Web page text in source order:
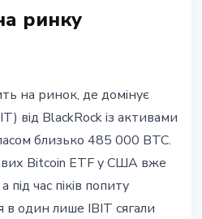
ринку
на ринок, де домінує
від BlackRock із активами
близько 485 000 BTC.
Bitcoin ETF у США вже
час піків попиту
один лише IBIT сягали